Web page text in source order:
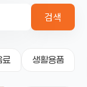
검색
료 생활용품